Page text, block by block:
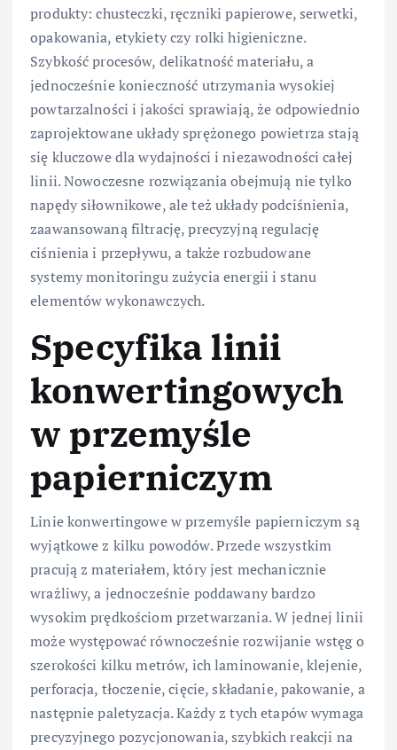
produkty: chusteczki, ręczniki papierowe, serwetki,
opakowania, etykiety czy rolki higieniczne.
Szybkość procesów, delikatność materiału, a
jednocześnie konieczność utrzymania wysokiej
powtarzalności i jakości sprawiają, że odpowiednio
zaprojektowane układy sprężonego powietrza stają
się kluczowe dla wydajności i niezawodności całej
linii. Nowoczesne rozwiązania obejmują nie tylko
napędy siłownikowe, ale też układy podciśnienia,
zaawansowaną filtrację, precyzyjną regulację
ciśnienia i przepływu, a także rozbudowane
systemy monitoringu zużycia energii i stanu
elementów wykonawczych.
Specyfika linii
konwertingowych
w przemyśle
papierniczym
Linie konwertingowe w przemyśle papierniczym są
wyjątkowe z kilku powodów. Przede wszystkim
pracują z materiałem, który jest mechanicznie
wrażliwy, a jednocześnie poddawany bardzo
wysokim prędkościom przetwarzania. W jednej linii
może występować równocześnie rozwijanie wstęg o
szerokości kilku metrów, ich laminowanie, klejenie,
perforacja, tłoczenie, cięcie, składanie, pakowanie, a
następnie paletyzacja. Każdy z tych etapów wymaga
precyzyjnego pozycjonowania, szybkich reakcji na